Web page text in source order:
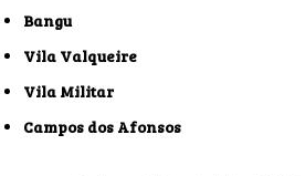
Bangu
Vila Valqueire
Vila Militar
Campos dos Afonsos